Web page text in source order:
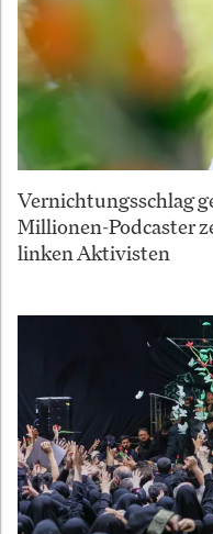
Vernichtungsschlag
Millionen-Podcaster
linken Aktivisten